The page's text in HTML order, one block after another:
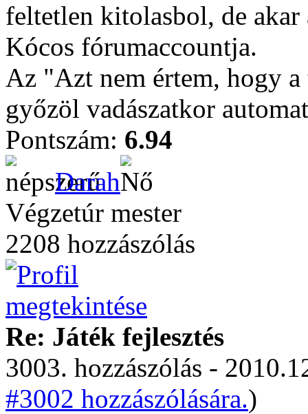
feltetlen kitolasbol, de akar
Kócos fórumaccountja.
Az "Azt nem értem, hogy
győzöl vadászatkor
Pontszám: 6.94
Darah
Végzetúr mester
2208 hozzászólás
Re: Játék fejlesztés
3003. hozzászólás -
#3002 hozzászólására.)